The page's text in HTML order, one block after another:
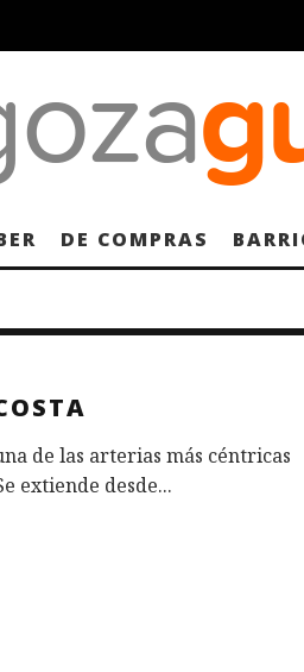
DE COMPRAS
de las arterias más céntricas
extiende desde...